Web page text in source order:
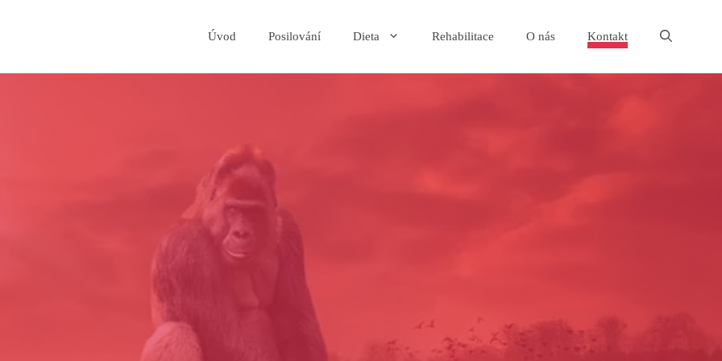
Úvod Posilování Dieta Rehabilitace O nás Kontakt